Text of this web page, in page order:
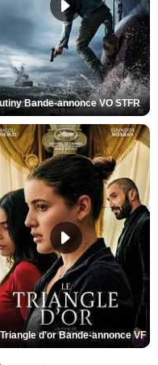
Bande-annonce VO STFR
d'or Bande-annonce VF